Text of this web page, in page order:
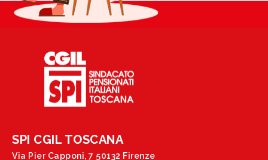
SPI CGIL TOSCANA
Via Pier Capponi, 7 50132 Firenze